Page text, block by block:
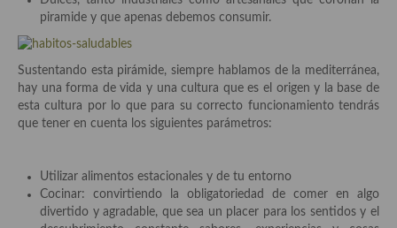
Quínoa
Pasta
Arroces Y fideuás
Legumbres y cereales
Huevos
piramide y que apenas debemos consumir.
Sustentando esta pirámide, siempre hablamos de la mediterránea,
hay una forma de vida y una cultura que es el origen y la base de
esta cultura por lo que para su correcto funcionamiento tendrás
que tener en cuenta los siguientes parámetros:
Utilizar alimentos estacionales y de tu entorno
Cocinar: convirtiendo la obligatoriedad de comer en algo
divertido y agradable, que sea un placer para los sentidos y el